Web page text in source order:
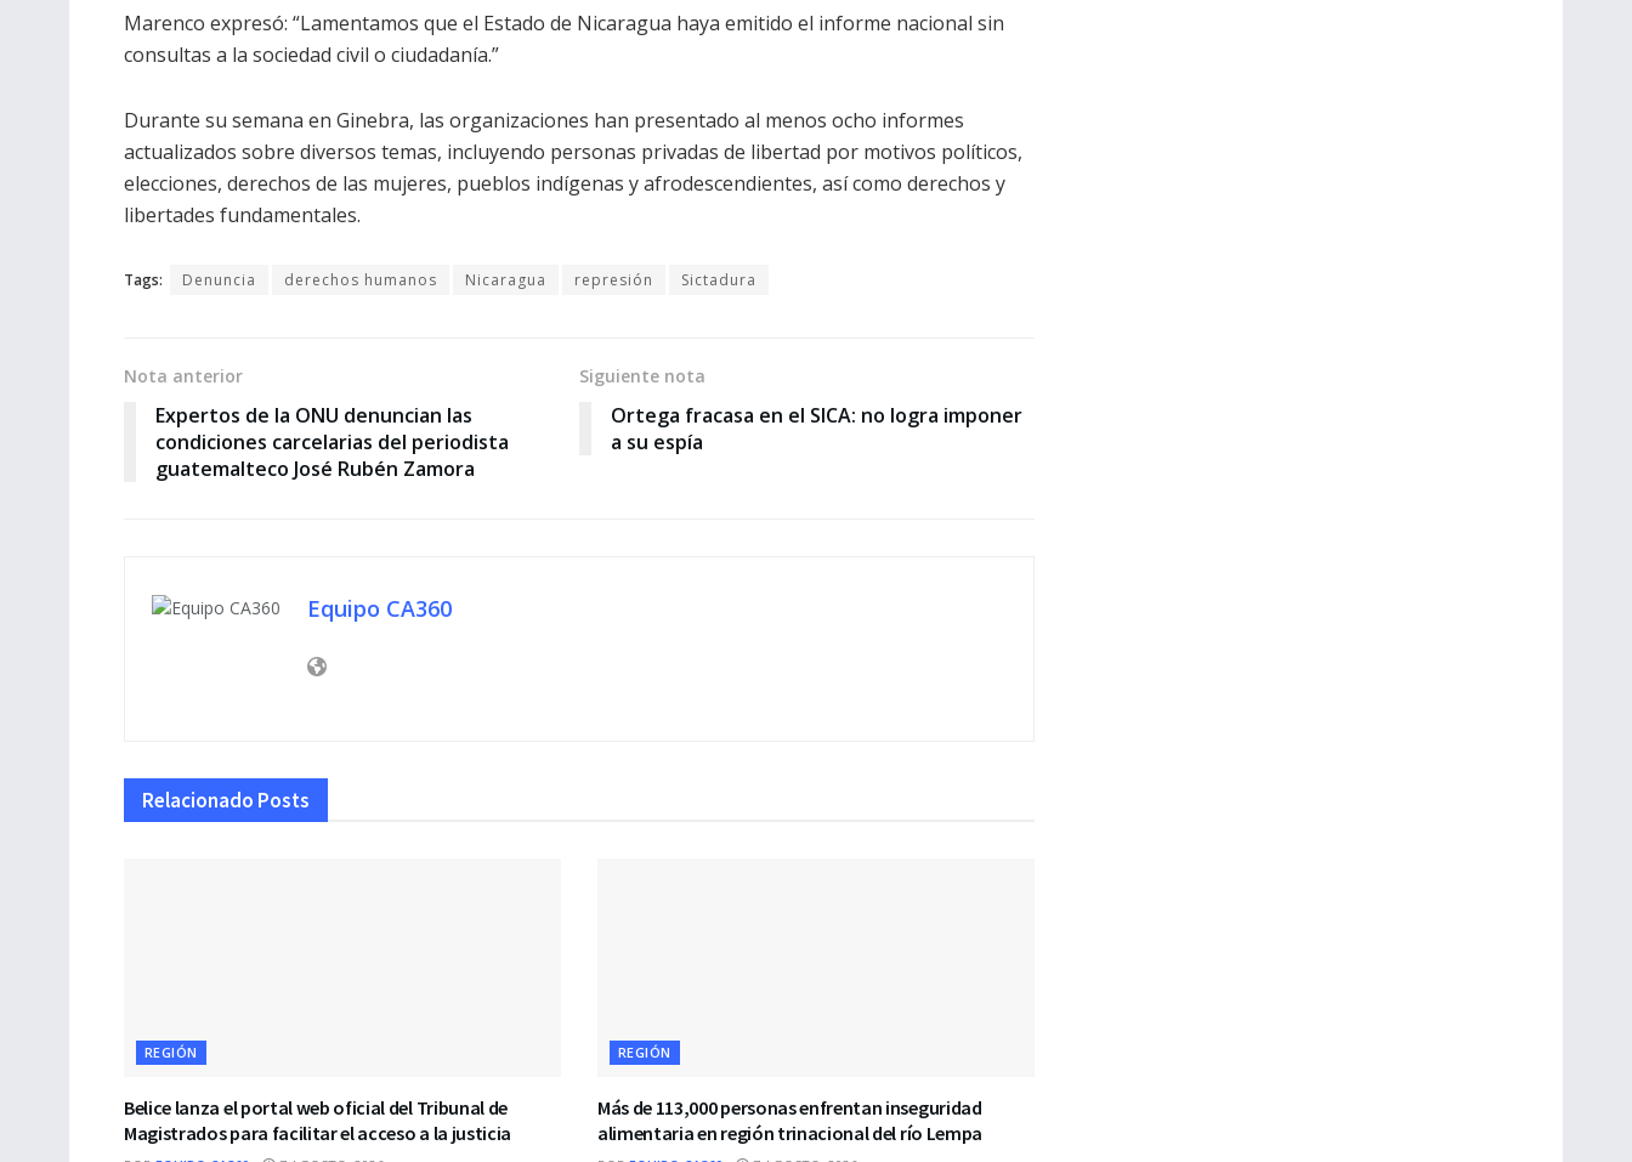
Marenco expresó: “Lamentamos que el Estado de Nicaragua haya emitido el informe nacional sin
consultas a la sociedad civil o ciudadanía.”
Durante su semana en Ginebra, las organizaciones han presentado al menos ocho informes
actualizados sobre diversos temas, incluyendo personas privadas de libertad por motivos políticos,
elecciones, derechos de las mujeres, pueblos indígenas y afrodescendientes, así como derechos y
libertades fundamentales.
Tags: Denuncia derechos humanos Nicaragua represión Sictadura
Nota anterior
Expertos de la ONU denuncian las
condiciones carcelarias del periodista
guatemalteco José Rubén Zamora
Siguiente nota
Ortega fracasa en el SICA: no logra imponer
a su espía
Equipo CA360
Relacionado Posts
REGIÓN
Belice lanza el portal web oficial del Tribunal de
Magistrados para facilitar el acceso a la justicia
REGIÓN
Más de 113,000 personas enfrentan inseguridad
alimentaria en región trinacional del río Lempa